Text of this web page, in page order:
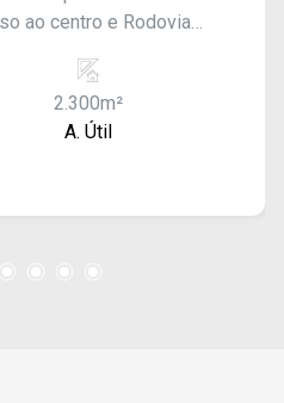
e Rodovia
Conceição.
2.300m²
A. Útil